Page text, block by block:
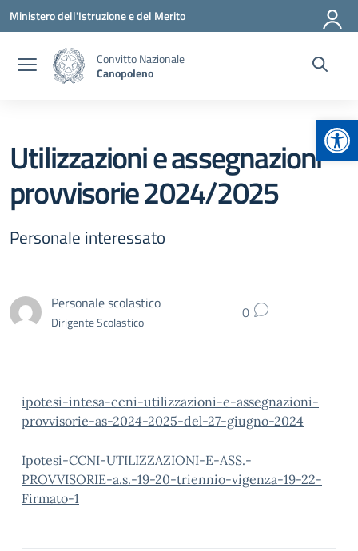
Vai ai contenuti
Vai al menu di navigazione
Vai al footer
Ministero dell'Istruzione e del Merito
Convitto Nazionale
Canopoleno
Utilizzazioni e assegnazioni
provvisorie 2024/2025
Personale interessato
Personale scolastico
Dirigente Scolastico 0
ipotesi-intesa-ccni-utilizzazioni-e-assegnazioni-
provvisorie-as-2024-2025-del-27-giugno-2024
Ipotesi-CCNI-UTILIZZAZIONI-E-ASS.-
PROVVISORIE-a.s.-19-20-triennio-vigenza-19-22-
Firmato-1